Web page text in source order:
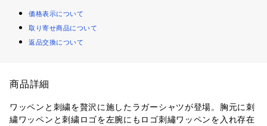
価格表示について
取り寄せ商品について
返品交換について
商品詳細
ワッペンと刺繍を贅沢に施したラガーシャツが登場。胸元に刺
繍ワッペンと刺繍ロゴを左腕にもロゴ刺繡ワッペンを入れ存在